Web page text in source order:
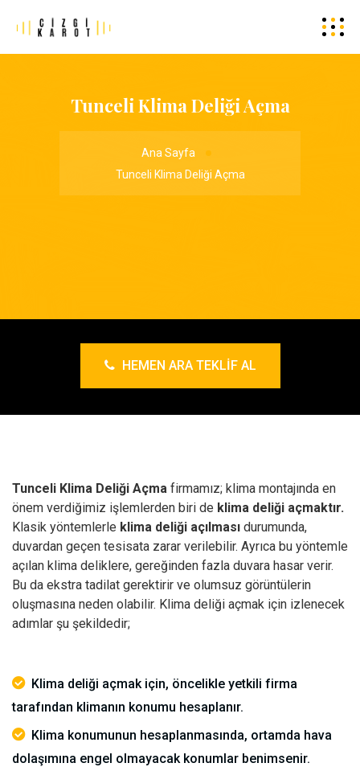
Tunceli Klima Deliği Açma
Ana Sayfa
Tunceli Klima Deliği Açma
HEMEN ARA TEKLIF AL
Tunceli Klima Deliği Açma firmamız; klima montajında en
önem verdiğimiz işlemlerden biri de klima deliği açmaktır.
Klasik yöntemlerle klima deliği açılması durumunda,
duvardan geçen tesisata zarar verilebilir. Ayrıca bu yöntemle
açılan klima deliklere, gereğinden fazla duvara hasar verir.
Bu da ekstra tadilat gerektirir ve olumsuz görüntülerin
oluşmasına neden olabilir. Klima deliği açmak için izlenecek
adımlar şu şekildedir;
Klima deliği açmak için, öncelikle yetkili firma
tarafından klimanın konumu hesaplanır.
Klima konumunun hesaplanmasında, ortamda hava
dolaşımına engel olmayacak konumlar benimsenir.